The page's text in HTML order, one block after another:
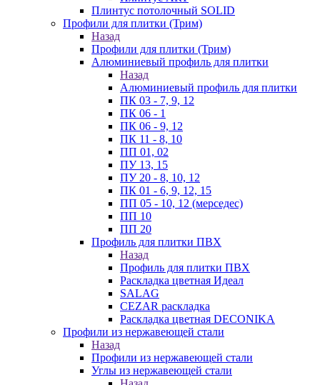
Плинтус потолочный SOLID
Профили для плитки (Трим)
Назад
Профили для плитки (Трим)
Алюминиевый профиль для плитки
Назад
Алюминиевый профиль для плитки
ПК 03 - 7, 9, 12
ПК 06 - 1
ПК 06 - 9, 12
ПК 11 - 8, 10
ПП 01, 02
ПУ 13, 15
ПУ 20 - 8, 10, 12
ПК 01 - 6, 9, 12, 15
ПП 05 - 10, 12 (мерседес)
ПП 10
ПП 20
Профиль для плитки ПВХ
Назад
Профиль для плитки ПВХ
Раскладка цветная Идеал
SALAG
CEZAR раскладка
Раскладка цветная DECONIKA
Профили из нержавеющей стали
Назад
Профили из нержавеющей стали
Углы из нержавеющей стали